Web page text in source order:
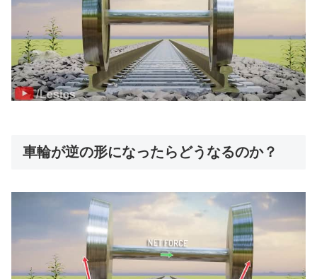
車輪が逆の形になったらどうなるのか？